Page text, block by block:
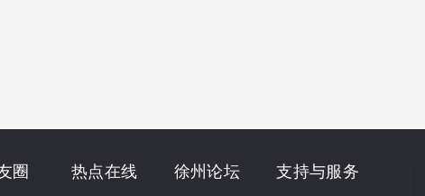
圈 热点在线 徐州论坛 支持与服务